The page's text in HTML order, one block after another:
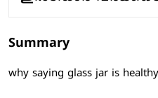
Summary
why saying glass jar is